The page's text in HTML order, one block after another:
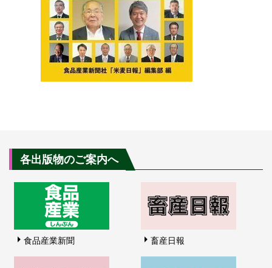
各出版物のご案内へ
食品産業新聞 畜産日報